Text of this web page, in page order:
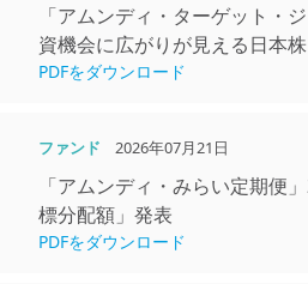
「アムンディ・ターゲット・
資機会に広がりが⾒える⽇本株
PDFをダウンロード
ファンド 2026年07月21日
「アムンディ・みらい定期便
標分配額」発表
PDFをダウンロード